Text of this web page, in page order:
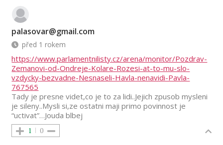
palasovar@gmail.com
před 1 rokem
https://www.parlamentnilisty.cz/arena/monitor/Pozdrav-
Zemanovi-od-Ondreje-Kolare-Rozesi-at-to-mu-slo-
vzdycky-bezvadne-Nesnaseli-Havla-nenavidi-Pavla-
767565
Tady je presne videt,co je to za lidi..Jejich zpusob mysleni
je sileny..Mysli si,ze ostatni maji primo povinnost je
“uctivat”…Jouda blbej
1 0